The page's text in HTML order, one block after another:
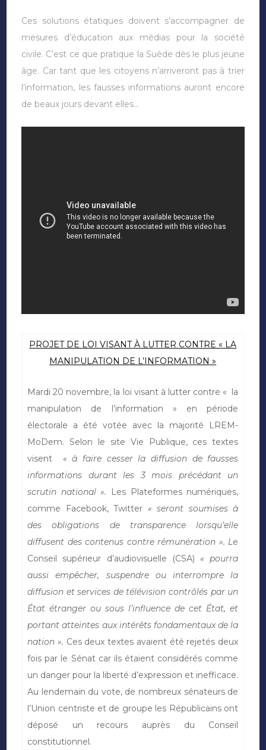
Ces solutions étatiques doivent s’accompagner de
mesures d’éducation aux médias pour la société
civile. C’est ce que pratique la Suède dès le plus jeune
âge. Car tant que les citoyens n’arriveront pas à trier
l’information, les fausses informations auront encore
de beaux jours devant elles…
PROJET DE LOI VISANT À LUTTER CONTRE « LA
MANIPULATION DE L’INFORMATION »
Mardi 20 novembre, la loi visant à lutter contre « la
manipulation de l’information » en période
électorale a été votée avec la majorité LREM-
MoDem.Selon le site Vie Publique, ces textes
visent « à faire cesser la diffusion de fausses
informations durant les 3 mois précédant un
scrutin national ».
Les Plateformes numériques,
comme Facebook, Twitter « seront soumises à
des obligations de transparence lorsqu’elle
diffusent des contenus contre rémunération ». Le
Conseil supérieur d’audiovisuelle (CSA) « pourra
aussi empêcher, suspendre ou interrompre la
diffusion et services de télévision contrôlés par un
État étranger ou sous l’influence de cet État, et
portant atteintes aux intérêts fondamentaux de la
nation ». Ces deux textes avaient été rejetés deux
fois par le Sénat car ils étaient considérés comme
un danger pour la liberté d’expression et inefficace.
Au lendemain du vote, de nombreux sénateurs de
l’Union centriste et de groupe les Républicains ont
déposé un recours auprès du Conseil
constitutionnel.